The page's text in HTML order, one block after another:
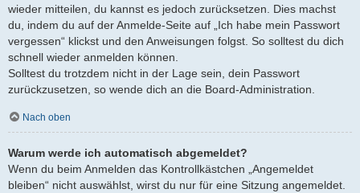
wieder mitteilen, du kannst es jedoch zurücksetzen. Dies machst
du, indem du auf der Anmelde-Seite auf „Ich habe mein Passwort
vergessen“ klickst und den Anweisungen folgst. So solltest du dich
schnell wieder anmelden können.
Solltest du trotzdem nicht in der Lage sein, dein Passwort
zurückzusetzen, so wende dich an die Board-Administration.
Nach oben
Warum werde ich automatisch abgemeldet?
Wenn du beim Anmelden das Kontrollkästchen „Angemeldet
bleiben“ nicht auswählst, wirst du nur für eine Sitzung angemeldet.